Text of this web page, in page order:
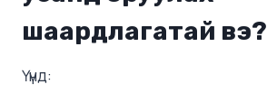
шаардлагатай вэ?
Үүнд: